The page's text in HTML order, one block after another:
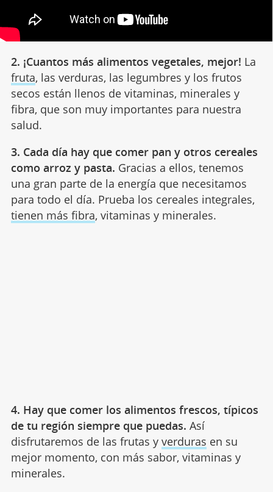
2. ¡Cuantos más alimentos vegetales, mejor! La
fruta, las verduras, las legumbres y los frutos
secos están llenos de vitaminas, minerales y
fibra, que son muy importantes para nuestra
salud.
3. Cada día hay que comer pan y otros cereales
como arroz y pasta. Gracias a ellos, tenemos
una gran parte de la energía que necesitamos
para todo el día. Prueba los cereales integrales,
tienen más fibra, vitaminas y minerales.
4. Hay que comer los alimentos frescos, típicos
de tu región siempre que puedas. Así
disfrutaremos de las frutas y verduras en su
mejor momento, con más sabor, vitaminas y
minerales.